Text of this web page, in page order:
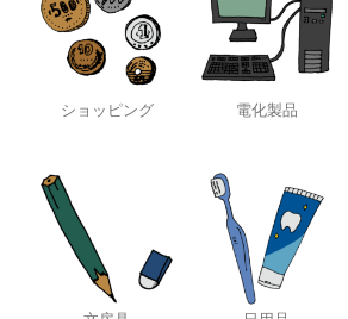
ショッピング 電化製品